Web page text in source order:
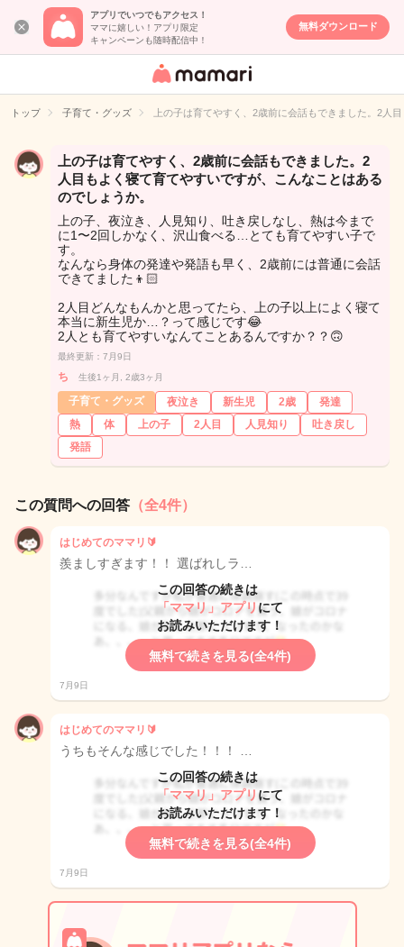
アプリでいつでもアクセス！
ママに嬉しい！アプリ限定
キャンペーンも随時配信中！
無料ダウンロード
女性専用匿名QA
イト
トップ 子育て・グッズ 上の子は育てやすく、2歳前に会話もできました。2人
上の子は育てやすく、2歳前に会話もできました。2
人目もよく寝て育てやすいですが、こんなことはある
のでしょうか。
上の子、夜泣き、人見知り、吐き戻しなし、熱は今まで
に1〜2回しかなく、沢山食べる…とても育てやすい子で
す。
なんなら身体の発達や発語も早く、2歳前には普通に会話
できてました👦🏻
2人目どんなもんかと思ってたら、上の子以上によく寝て
本当に新生児か…？って感じです😂
2人とも育てやすいなんてことあるんですか？？🙃
最終更新：7月9日
ち 生後1ヶ月, 2歳3ヶ月
子育て・グッズ 夜泣き 新生児 2歳
発達
熱
体 上の子 2人目 人見知り
吐き戻し
発語
この質問への回答 （全4件）
はじめてのママリ🔰
羨ましすぎます！！ 選ばれしラ…
この回答の続きは
「ママリ」アプリ にて
お読みいただけます！
無料で続きを見る(全4件)
7月9日
はじめてのママリ🔰
うちもそんな感じでした！！！ …
この回答の続きは
「ママリ」アプリ にて
お読みいただけます！
無料で続きを見る(全4件)
7月9日